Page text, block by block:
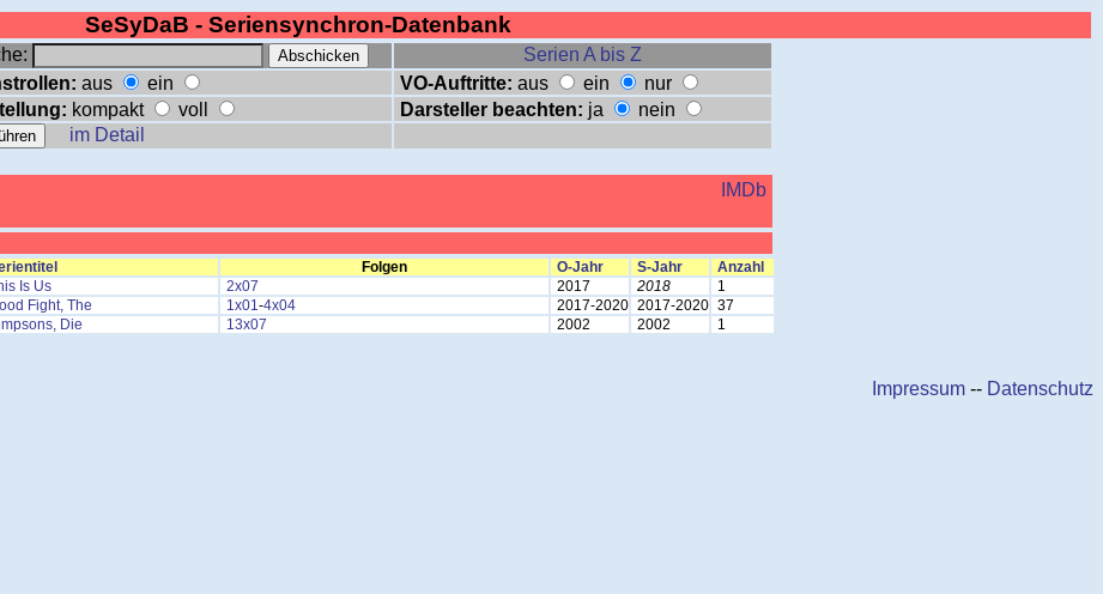
SeSyDaB - Seriensynchron-Datenbank
Serien A bis Z
aus ein VO-Auftritte: aus ein
nur
kompakt voll Darsteller beachten: ja
nein
im Detail
IMDb
Folgen O-Jahr S-Jahr
Anzahl
Is Us 2x07 2017 2018
1
Fight, The 1x01-4x04 2017-2020 2017-2020 37
Die 13x07 2002 2002 1
Impressum -- Datenschutz